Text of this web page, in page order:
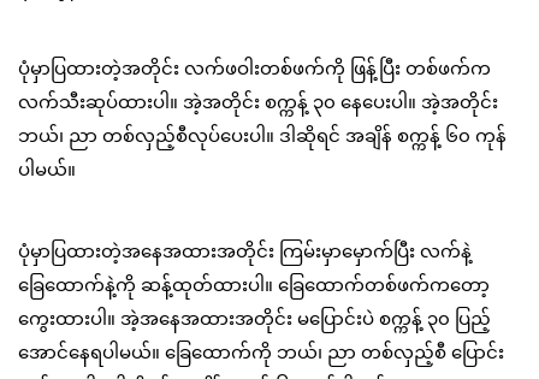
ပုံမှာပြထားတဲ့အတိုင်း လက်ဖဝါးတစ်ဖက်ကို ဖြန့်ပြီး တစ်ဖက်က
လက်သီးဆုပ်ထားပါ။ အဲ့အတိုင်း စက္ကန့် ၃၀ နေပေးပါ။ အဲ့အတိုင်း
ဘယ်၊ ညာ တစ်လှည့်စီလုပ်ပေးပါ။ ဒါဆိုရင် အချိန် စက္ကန့် ၆၀ ကုန်
ပါမယ်။
ပုံမှာပြထားတဲ့အနေအထားအတိုင်း ကြမ်းမှာမှောက်ပြီး လက်နဲ့
ခြေထောက်နဲ့ကို ဆန့်ထုတ်ထားပါ။ ခြေထောက်တစ်ဖက်ကတော့
ကွေးထားပါ။ အဲ့အနေအထားအတိုင်း မပြောင်းပဲ စက္ကန့် ၃၀ ပြည့်
အောင်နေရပါမယ်။ ခြေထောက်ကို ဘယ်၊ ညာ တစ်လှည့်စီ ပြောင်း